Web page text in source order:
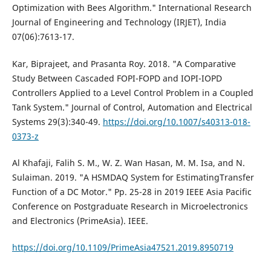
Optimization with Bees Algorithm." International Research
Journal of Engineering and Technology (IRJET), India
07(06):7613-17.
Kar, Biprajeet, and Prasanta Roy. 2018. "A Comparative
Study Between Cascaded FOPI-FOPD and IOPI-IOPD
Controllers Applied to a Level Control Problem in a Coupled
Tank System." Journal of Control, Automation and Electrical
Systems 29(3):340-49. https://doi.org/10.1007/s40313-018-
0373-z
Al Khafaji, Falih S. M., W. Z. Wan Hasan, M. M. Isa, and N.
Sulaiman. 2019. "A HSMDAQ System for EstimatingTransfer
Function of a DC Motor." Pp. 25-28 in 2019 IEEE Asia Pacific
Conference on Postgraduate Research in Microelectronics
and Electronics (PrimeAsia). IEEE.
https://doi.org/10.1109/PrimeAsia47521.2019.8950719